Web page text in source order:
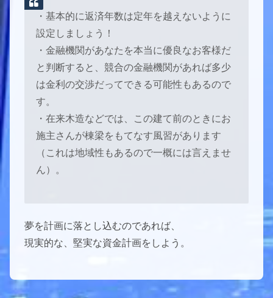
・基本的に返済年数は定年を越えないように
設定しましょう！
・金融機関があなたを本当に優良なお客様だ
と判断すると、競合の金融機関があれば多少
は金利の交渉だってできる可能性もあるので
す。
・在来木造などでは、この建て前のときにお
施主さんが棟梁をもてなす風習があります
（これは地域性もあるので一概には言えませ
ん）。
夢を計画に落とし込むのであれば、
現実的な、堅実な資金計画をしよう。